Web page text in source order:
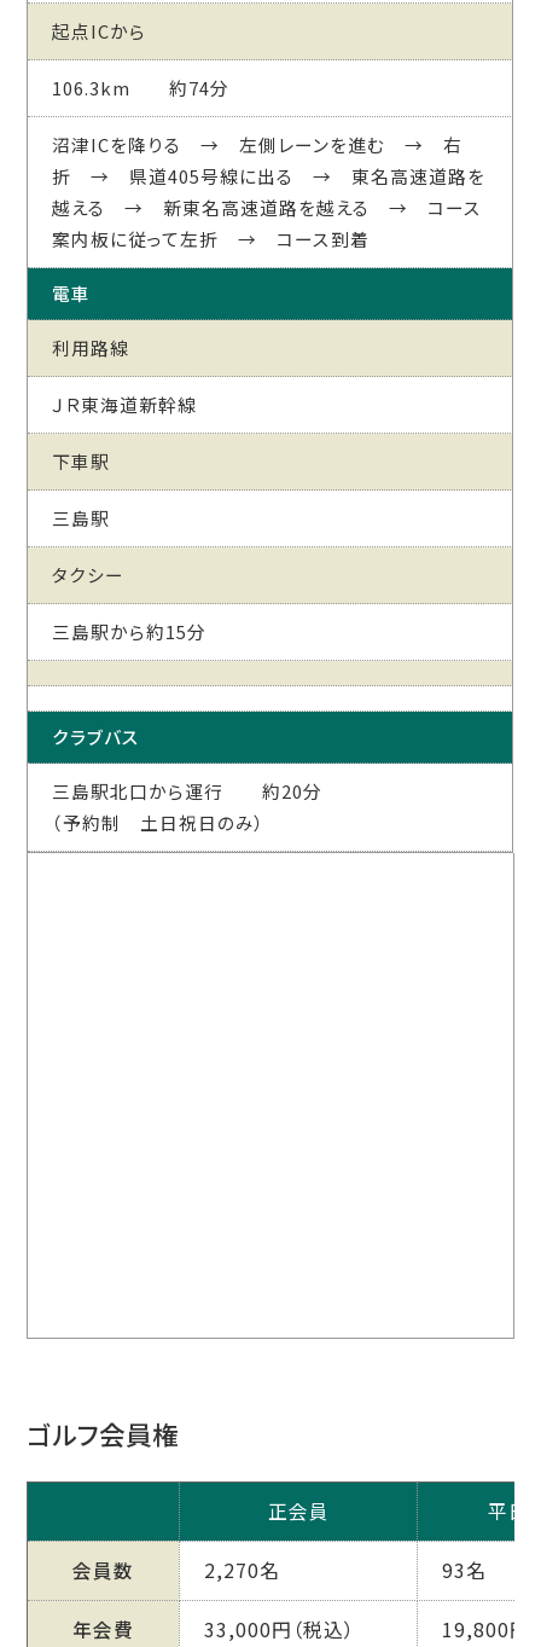
起点ICから
106.3km 約74分
沼津ICを降りる → 左側レーンを進む → 右
折 → 県道405号線に出る → 東名高速道路を
越える → 新東名高速道路を越える → コース
案内板に従って左折 → コース到着
電車
利用路線
ＪＲ東海道新幹線
下車駅
三島駅
タクシー
三島駅から約15分
クラブバス
三島駅北口から運行 約20分
（予約制 土日祝日のみ）
ゴルフ会員権
正会員 平日
会員数 2,270名 93名
年会費 33,000円（税込） 19,800円